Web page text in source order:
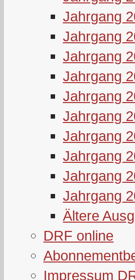
Jahrgang
Jahrgang
Jahrgang
Jahrgang
Jahrgang
Jahrgang
Jahrgang
Jahrgang
Jahrgang
Jahrgang
Ältere
DRF online
Impressum